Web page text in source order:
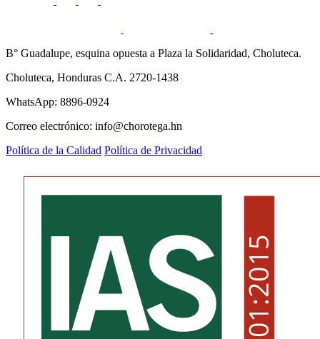
B° Guadalupe, esquina opuesta a Plaza la Solidaridad, Choluteca.
Choluteca, Honduras C.A. 2720-1438
WhatsApp: 8896-0924
Correo electrónico: info@chorotega.hn
Política de la Calidad Política de Privacidad